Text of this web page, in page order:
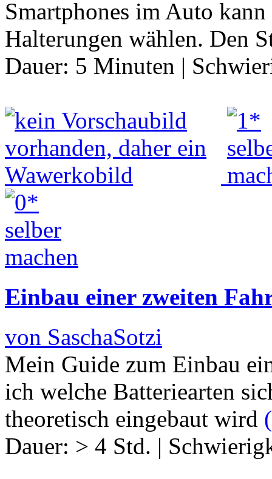
Smartphones im Auto
Halterungen wählen. Den
Dauer: 5 Minuten |
Einbau einer zweiten
von SaschaSotzi
Mein Guide zum Einbau
ich welche Batteriearten
theoretisch eingebaut wird
Dauer: > 4 Std. |